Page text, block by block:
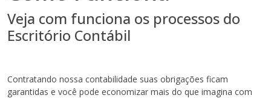
Veja com funciona os processos do
Escritório Contábil
Contratando nossa contabilidade suas obrigações ficam
garantidas e você pode economizar mais do que imagina com